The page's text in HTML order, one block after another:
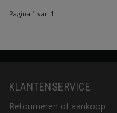
Pagina 1 van 1
KLANTENSERVICE
Retourneren of aankoop